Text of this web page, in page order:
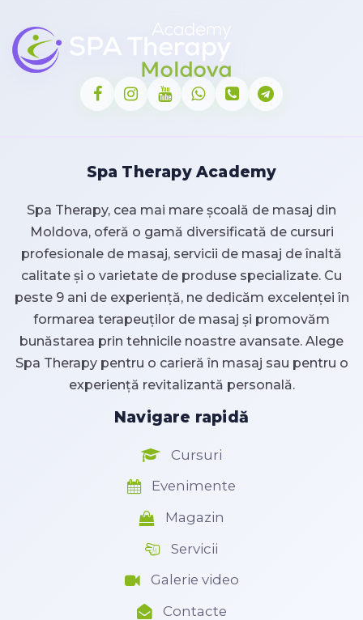
Spa Therapy Academy
Spa Therapy, cea mai mare școală de masaj din
Moldova, oferă o gamă diversificată de cursuri
profesionale de masaj, servicii de masaj de înaltă
calitate și o varietate de produse specializate. Cu
peste 9 ani de experiență, ne dedicăm excelenței în
formarea terapeuților de masaj și promovăm
bunăstarea prin tehnicile noastre avansate. Alege
Spa Therapy pentru o carieră în masaj sau pentru o
experiență revitalizantă personală.
Navigare rapidă
Cursuri
Evenimente
Magazin
Servicii
Galerie video
Contacte